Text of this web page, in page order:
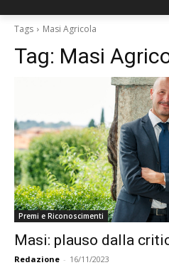
Tags Masi Agricola
Tag: Masi
Premi e Riconoscimenti
Masi: plauso dalla
Redazione - 16/11/2023